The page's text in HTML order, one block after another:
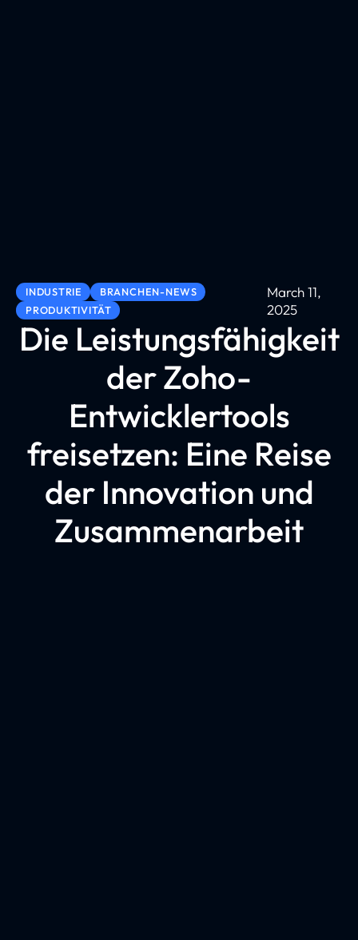
INDUSTRIE
BRANCHEN-NEWS
PRODUKTIVITÄT
March 11,
2025
Die Leistungsfähigkeit
der Zoho-
Entwicklertools
freisetzen: Eine Reise
der Innovation und
Zusammenarbeit